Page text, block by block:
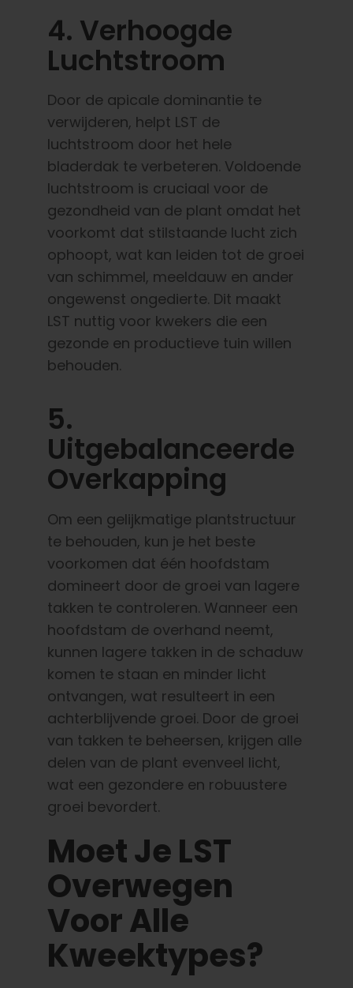
4. Verhoogde
Luchtstroom
Door de apicale dominantie te
verwijderen, helpt LST de
luchtstroom door het hele
bladerdak te verbeteren. Voldoende
luchtstroom is cruciaal voor de
gezondheid van de plant omdat het
voorkomt dat stilstaande lucht zich
ophoopt, wat kan leiden tot de groei
van schimmel, meeldauw en ander
ongewenst ongedierte. Dit maakt
LST nuttig voor kwekers die een
gezonde en productieve tuin willen
behouden.
5.
Uitgebalanceerde
Overkapping
Om een gelijkmatige plantstructuur
te behouden, kun je het beste
voorkomen dat één hoofdstam
domineert door de groei van lagere
takken te controleren. Wanneer een
hoofdstam de overhand neemt,
kunnen lagere takken in de schaduw
komen te staan en minder licht
ontvangen, wat resulteert in een
achterblijvende groei. Door de groei
van takken te beheersen, krijgen alle
delen van de plant evenveel licht,
wat een gezondere en robuustere
groei bevordert.
Moet Je LST
Overwegen
Voor Alle
Kweektypes?